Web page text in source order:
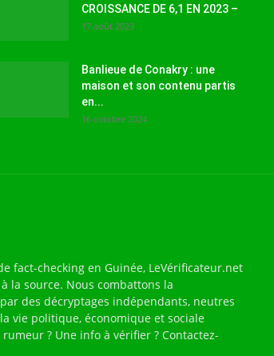
CROISSANCE DE 6,1 EN 2023 –
17 août 2023
Banlieue de Conakry : une
maison et son contenu partis
en...
16 octobre 2024
fact-checking en Guinée, LeVérificateur.net
la source. Nous combattons la
des décryptages indépendants, neutres
vie politique, économique et sociale
? Une info à vérifier ? Contactez-